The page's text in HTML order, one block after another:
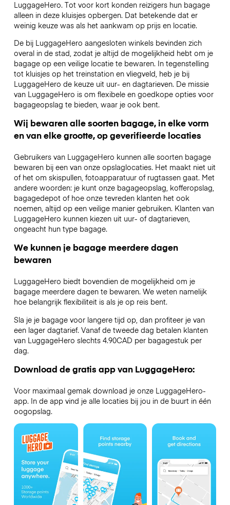
LuggageHero. Tot voor kort konden reizigers hun bagage
alleen in deze kluisjes opbergen. Dat betekende dat er
weinig keuze was als het aankwam op prijs en locatie.
De bij LuggageHero aangesloten winkels bevinden zich
overal in de stad, zodat je altijd de mogelijkheid hebt om je
bagage op een veilige locatie te bewaren. In tegenstelling
tot kluisjes op het treinstation en vliegveld, heb je bij
LuggageHero de keuze uit uur- en dagtarieven. De missie
van LuggageHero is om flexibele en goedkope opties voor
bagageopslag te bieden, waar je ook bent.
Wij bewaren alle soorten bagage, in elke vorm
en van elke grootte, op geverifieerde locaties
Gebruikers van LuggageHero kunnen alle soorten bagage
bewaren bij een van onze opslaglocaties. Het maakt niet uit
of het om skispullen, fotoapparatuur of rugtassen gaat. Met
andere woorden: je kunt onze bagageopslag, kofferopslag,
bagagedepot of hoe onze tevreden klanten het ook
noemen, altijd op een veilige manier gebruiken. Klanten van
LuggageHero kunnen kiezen uit uur- of dagtarieven,
ongeacht hun type bagage.
We kunnen je bagage meerdere dagen
bewaren
LuggageHero biedt bovendien de mogelijkheid om je
bagage meerdere dagen te bewaren. We weten namelijk
hoe belangrijk flexibiliteit is als je op reis bent.
Sla je je bagage voor langere tijd op, dan profiteer je van
een lager dagtarief. Vanaf de tweede dag betalen klanten
van LuggageHero slechts 4.90CAD per bagagestuk per
dag.
Download de gratis app van LuggageHero:
Voor maximaal gemak download je onze LuggageHero-
app. In de app vind je alle locaties bij jou in de buurt in één
oogopslag.